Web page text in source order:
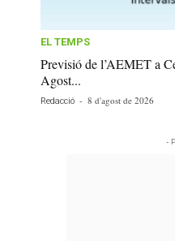
EL TEMPS
Previsió de l’AEMET a
Agost...
Redacció - 8 d'agost de 2026
-